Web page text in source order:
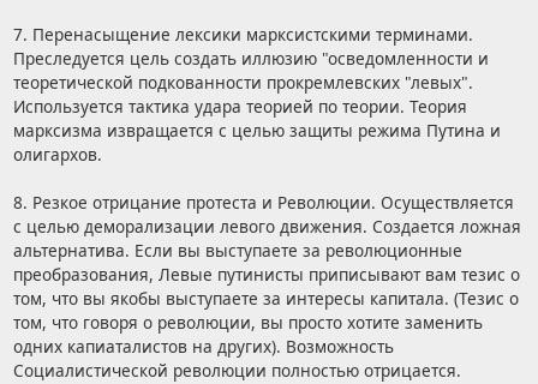
7. Перенасыщение лексики марксистскими терминами.
Преследуется цель создать иллюзию "осведомленности и
теоретической подкованности прокремлевских "левых".
Используется тактика удара теорией по теории. Теория
марксизма извращается с целью защиты режима Путина и
олигархов.
8. Резкое отрицание протеста и Революции. Осуществляется
с целью деморализации левого движения. Создается ложная
альтернатива. Если вы выступаете за революционные
преобразования, Левые путинисты приписывают вам тезис о
том, что вы якобы выступаете за интересы капитала. (Тезис о
том, что говоря о революции, вы просто хотите заменить
одних капиаталистов на других). Возможность
Социалистической революции полностью отрицается.